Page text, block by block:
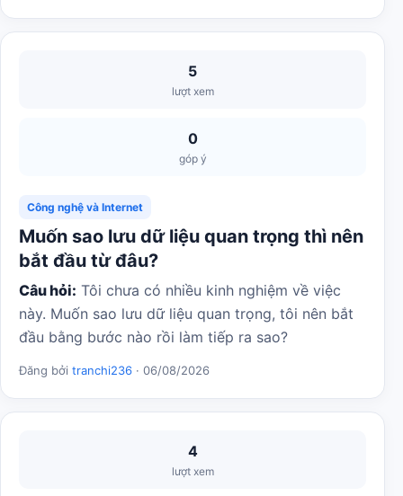
5
lượt xem
0
góp ý
Công nghệ và Internet
Muốn sao lưu dữ liệu quan trọng thì nên
bắt đầu từ đâu?
Câu hỏi: Tôi chưa có nhiều kinh nghiệm về việc
này. Muốn sao lưu dữ liệu quan trọng, tôi nên bắt
đầu bằng bước nào rồi làm tiếp ra sao?
Đăng bởi tranchi236 · 06/08/2026
4
lượt xem